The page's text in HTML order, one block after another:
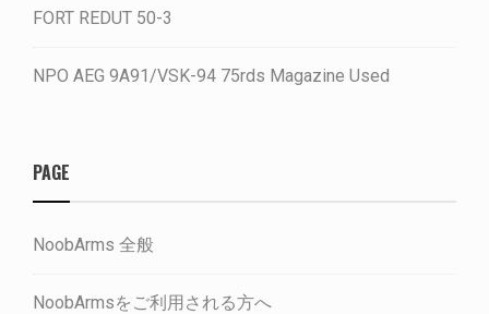
FORT REDUT 50-3
NPO AEG 9A91/VSK-94 75rds Magazine Used
PAGE
NoobArms 全般
NoobArmsをご利用される方へ